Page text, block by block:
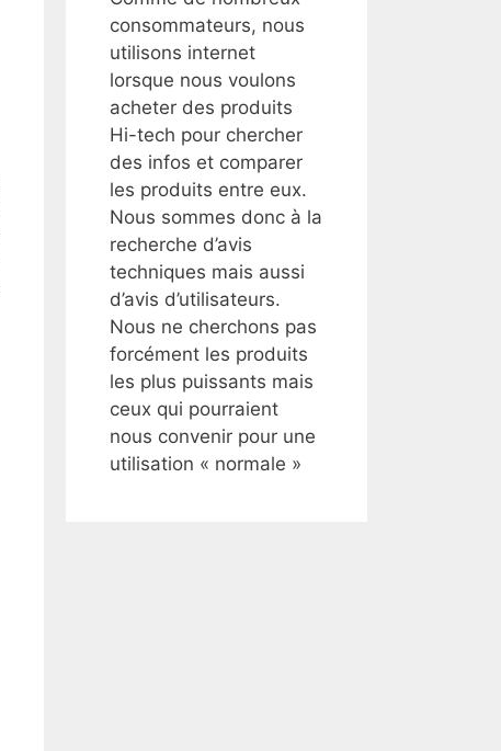
consommateurs, nous
utilisons internet
lorsque nous voulons
acheter des produits
Hi-tech pour chercher
des infos et comparer
les produits entre eux.
Nous sommes donc à la
recherche d’avis
techniques mais aussi
d’avis d’utilisateurs.
Nous ne cherchons pas
forcément les produits
les plus puissants mais
ceux qui pourraient
nous convenir pour une
utilisation « normale »